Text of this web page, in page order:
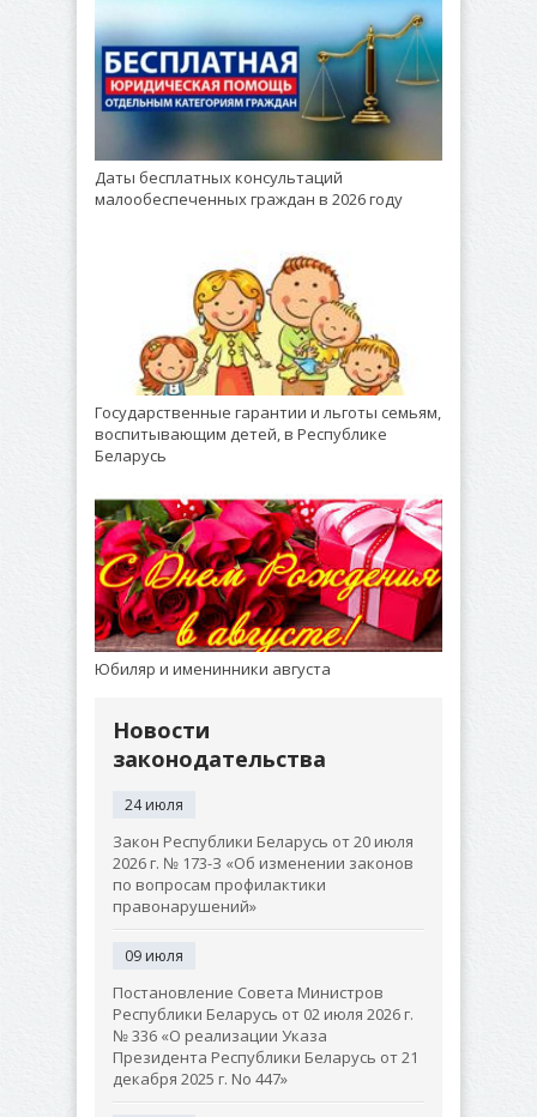
Даты бесплатных консультаций
малообеспеченных граждан в 2026 году
Государственные гарантии и льготы семьям,
воспитывающим детей, в Республике
Беларусь
Юбиляр и именинники августа
Новости
законодательства
24 июля
Закон Республики Беларусь от 20 июля
2026 г. № 173-З «Об изменении законов
по вопросам профилактики
правонарушений»
09 июля
Постановление Совета Министров
Республики Беларусь от 02 июля 2026 г.
№ 336 «О реализации Указа
Президента Республики Беларусь от 21
декабря 2025 г. No 447»